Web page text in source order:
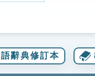
辭典修訂本